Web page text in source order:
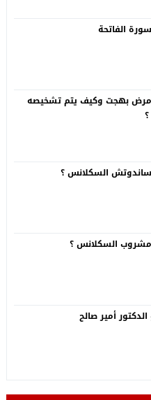
الفاتحة
بهجت وكيف يتم تشخيصه
السكلانس ؟
السكلانس ؟
أمير صالح